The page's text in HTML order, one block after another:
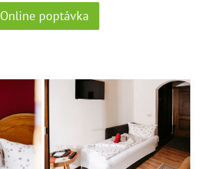
Online poptávka